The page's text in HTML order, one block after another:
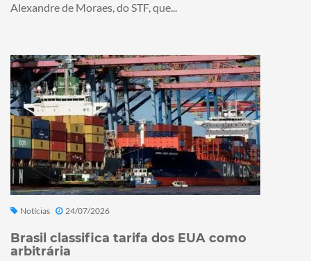
Alexandre de Moraes, do STF, que...
Notícias 24/07/2026
Brasil classifica tarifa dos EUA como
arbitrária